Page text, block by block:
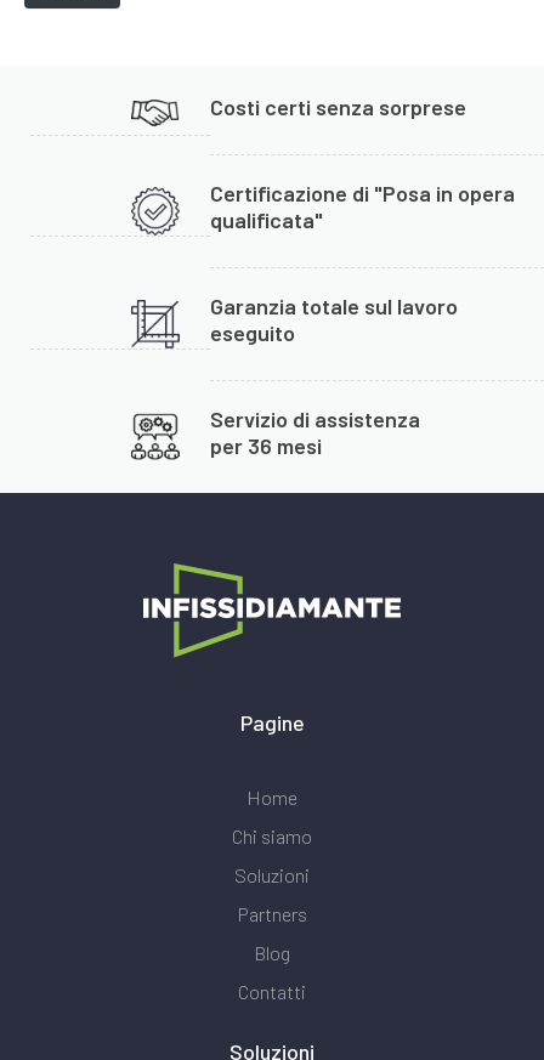
Costi certi senza sorprese
Certificazione di "Posa in opera
qualificata"
Garanzia totale sul lavoro
eseguito
Servizio di assistenza
per 36 mesi
Pagine
Home
Chi siamo
Soluzioni
Partners
Blog
Contatti
Soluzioni